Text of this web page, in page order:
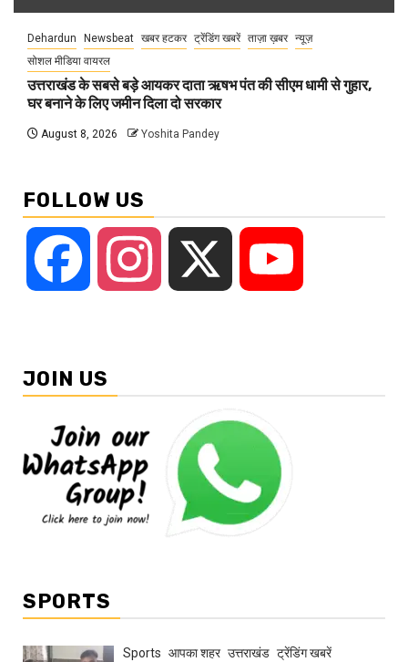
Dehardun Newsbeat खबर हटकर ट्रेंडिंग खबरें ताज़ा ख़बर न्यूज़
सोशल मीडिया वायरल
उत्तराखंड के सबसे बड़े आयकर दाता ऋषभ पंत की सीएम धामी से गुहार,
घर बनाने के लिए जमीन दिला दो सरकार
August 8, 2026 Yoshita Pandey
FOLLOW US
Facebook Instagram
JOIN US
SPORTS
Sports आपका शहर उत्तराखंड ट्रेंडिंग खबरें